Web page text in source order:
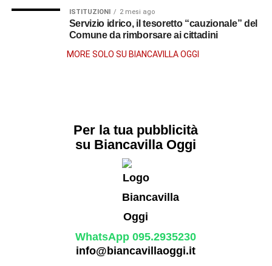
ISTITUZIONI 2 mesi ago
Servizio idrico, il tesoretto “cauzionale” del
Comune da rimborsare ai cittadini
MORE SOLO SU BIANCAVILLA OGGI
Per la tua pubblicità
su Biancavilla Oggi
WhatsApp 095.2935230
info@biancavillaoggi.it